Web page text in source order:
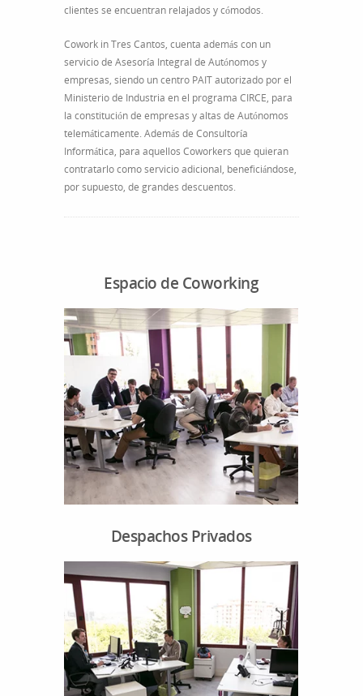
clientes se encuentran relajados y cómodos.
Cowork in Tres Cantos, cuenta además con un
servicio de Asesoría Integral de Autónomos y
empresas, siendo un centro PAIT autorizado por el
Ministerio de Industria en el programa CIRCE, para
la constitución de empresas y altas de Autónomos
telemáticamente. Además de Consultoría
Informática, para aquellos Coworkers que quieran
contratarlo como servicio adicional, beneficiándose,
por supuesto, de grandes descuentos.
Espacio de Coworking
Despachos Privados